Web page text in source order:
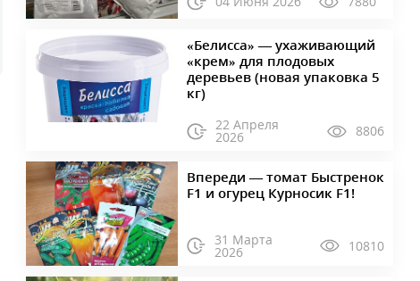
«Белисса» — ухаживающий
«крем» для плодовых
деревьев (новая упаковка 5
кг)
22 Апреля
2026 8806
Впереди — томат Быстренок
F1 и огурец Курносик F1!
31 Марта
2026 10810